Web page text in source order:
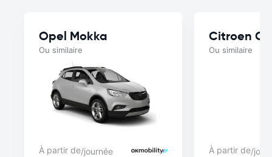
Opel Mokka
Ou similaire
À partir de/journée
Citroen C-
Ou similaire
À partir de/